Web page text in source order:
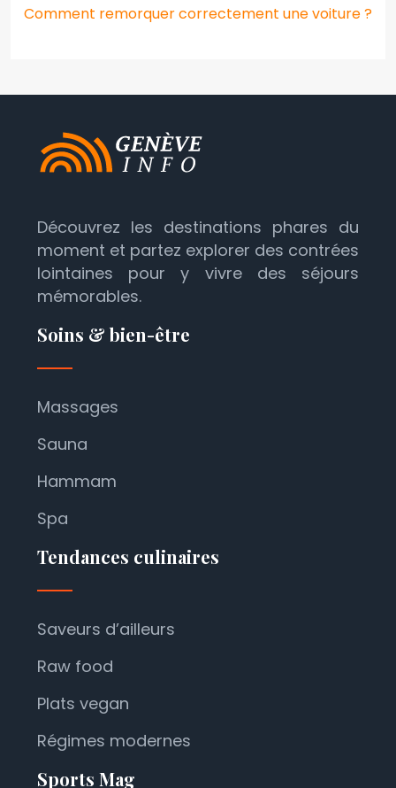
Comment remorquer correctement une voiture ?
Découvrez les destinations phares du
moment et partez explorer des contrées
lointaines pour y vivre des séjours
mémorables.
Soins & bien-être
Massages
Sauna
Hammam
Spa
Tendances culinaires
Saveurs d’ailleurs
Raw food
Plats vegan
Régimes modernes
Sports Mag